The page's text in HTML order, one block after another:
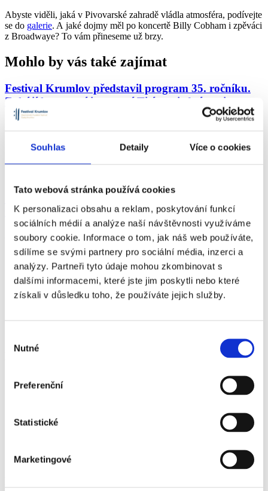
Souhlas Detaily Více o cookies
Tato webová stránka používá cookies
K personalizaci obsahu a reklam, poskytování funkcí
sociálních médií a analýze naší návštěvnosti využíváme
soubory cookie. Informace o tom, jak náš web používáte,
sdílíme se svými partnery pro sociální média, inzerci a
analýzy. Partneři tyto údaje mohou zkombinovat s
dalšími informacemi, které jste jim poskytli nebo které
získali v důsledku toho, že používáte jejich služby.
souhlasu
Nutné
Preferenční
Statistické
Marketingové
Abyste viděli, jaká v Pivovarské zahradě vládla atmosféra, podívejte
se do galerie. A jaké dojmy měl po koncertě Billy Cobham i zpěváci
z Broadwaye? To vám přineseme už brzy.
Mohlo by vás také zajímat
Festival Krumlov představil program 35. ročníku.
Zahájí koncertní inscenací Tisíce a jedné noci.
27 / 11 / 2025
Číst více
Gabriela Rachidi se stává generální ředitelkou,
novou výkonnou ředitelkou je Kateřina Kalistová
24 / 09 / 2025
Číst více
Oficiální partneři